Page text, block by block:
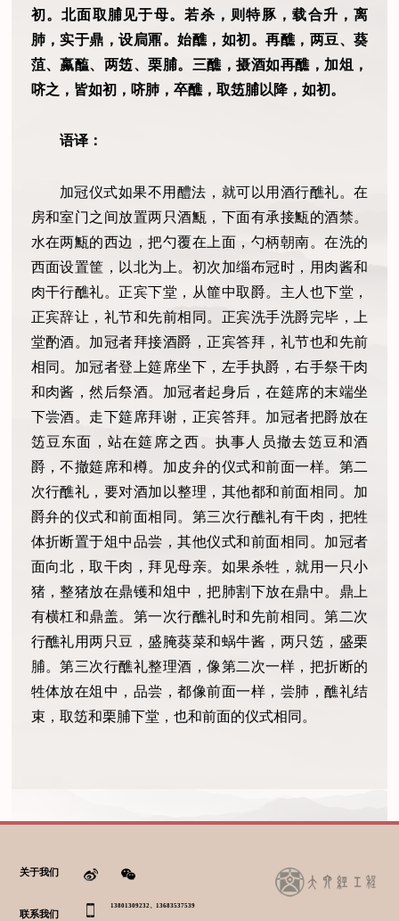
初。北面取脯见于母。若杀，则特豚，载合升，离
肺，实于鼎，设扃鼏。始醮，如初。再醮，两豆、葵
菹、蠃醢、两笾、栗脯。三醮，摄酒如再醮，加俎，
哜之，皆如初，哜肺，卒醮，取笾脯以降，如初。
语译：
加冠仪式如果不用醴法，就可以用酒行醮礼。在
房和室门之间放置两只酒甒，下面有承接甒的酒禁。
水在两甒的西边，把勺覆在上面，勺柄朝南。在洗的
西面设置筐，以北为上。初次加缁布冠时，用肉酱和
肉干行醮礼。正宾下堂，从篚中取爵。主人也下堂，
正宾辞让，礼节和先前相同。正宾洗手洗爵完毕，上
堂酌酒。加冠者拜接酒爵，正宾答拜，礼节也和先前
相同。加冠者登上筵席坐下，左手执爵，右手祭干肉
和肉酱，然后祭酒。加冠者起身后，在筵席的末端坐
下尝酒。走下筵席拜谢，正宾答拜。加冠者把爵放在
笾豆东面，站在筵席之西。执事人员撤去笾豆和酒
爵，不撤筵席和樽。加皮弁的仪式和前面一样。第二
次行醮礼，要对酒加以整理，其他都和前面相同。加
爵弁的仪式和前面相同。第三次行醮礼有干肉，把牲
体折断置于俎中品尝，其他仪式和前面相同。加冠者
面向北，取干肉，拜见母亲。如果杀牲，就用一只小
猪，整猪放在鼎镬和俎中，把肺割下放在鼎中。鼎上
有横杠和鼎盖。第一次行醮礼时和先前相同。第二次
行醮礼用两只豆，盛腌葵菜和蜗牛酱，两只笾，盛栗
脯。第三次行醮礼整理酒，像第二次一样，把折断的
牲体放在俎中，品尝，都像前面一样，尝肺，醮礼结
束，取笾和栗脯下堂，也和前面的仪式相同。
关于我们
联系我们
13801309232、13683537539